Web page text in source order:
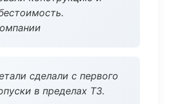
сделали с первого
в пределах ТЗ.